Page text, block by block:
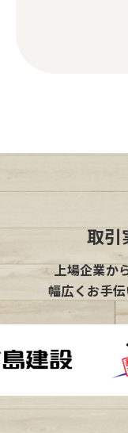
取
上場企業か
幅広くお手伝